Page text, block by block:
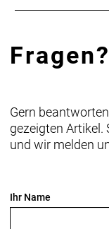
Fragen?
Gern
gezeigten Artikel.
und wir melden
Ihr Name